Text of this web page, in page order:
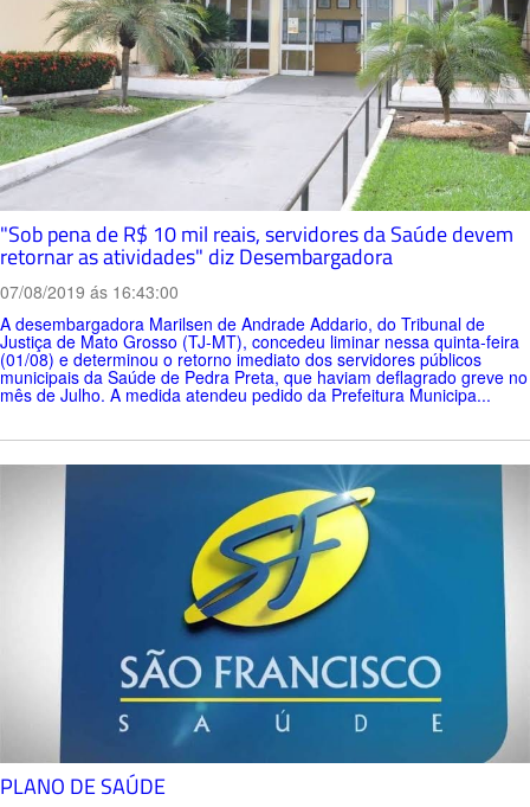
"Sob pena de R$ 10 mil reais, servidores da Saúde devem
retornar as atividades" diz Desembargadora
07/08/2019 ás 16:43:00
A desembargadora Marilsen de Andrade Addario, do Tribunal de
Justiça de Mato Grosso (TJ-MT), concedeu liminar nessa quinta-feira
(01/08) e determinou o retorno imediato dos servidores públicos
municipais da Saúde de Pedra Preta, que haviam deflagrado greve no
mês de Julho. A medida atendeu pedido da Prefeitura Municipa...
PLANO DE SAÚDE